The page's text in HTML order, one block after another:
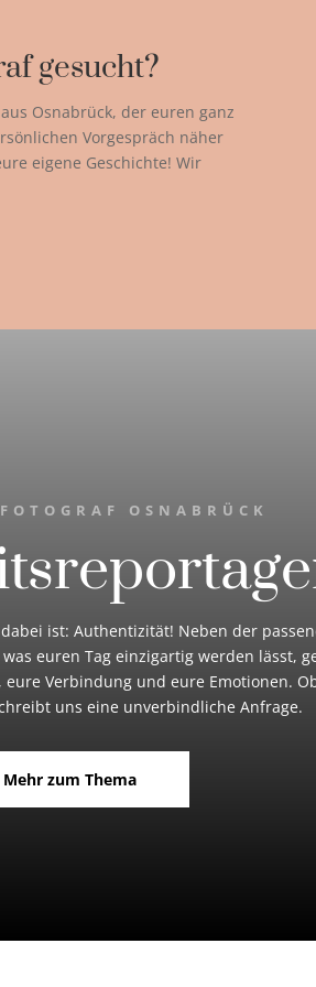
gesucht?
Osnabrück, der euren ganz
Vorgespräch näher
eigene Geschichte! Wir
OSNABRÜCK
ist: Authentizität! Neben der
euren Tag einzigartig werden lässt,
Verbindung und eure Emotionen.
uns eine unverbindliche Anfrage.
Mehr zum Thema